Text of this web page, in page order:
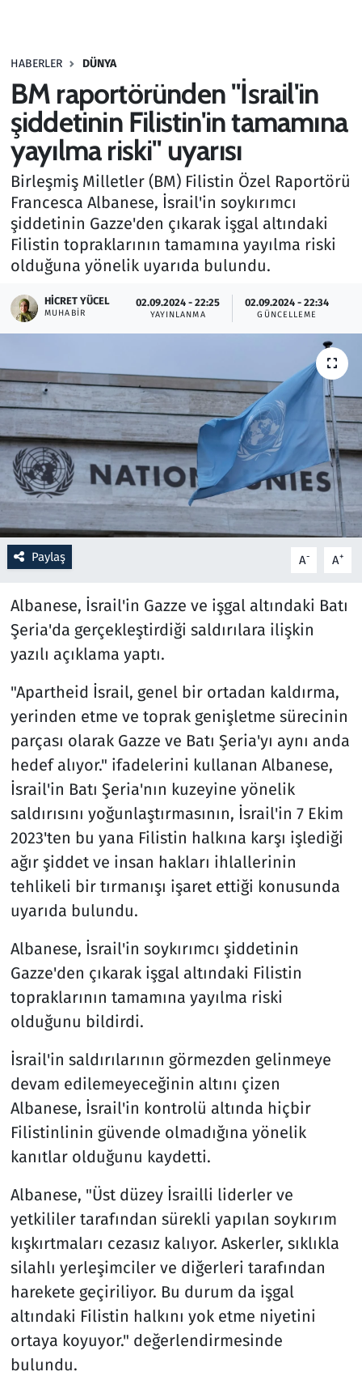
HABERLER DÜNYA
BM raportöründen "İsrail'in
şiddetinin Filistin'in tamamına
yayılma riski" uyarısı
Birleşmiş Milletler (BM) Filistin Özel Raportörü
Francesca Albanese, İsrail'in soykırımcı
şiddetinin Gazze'den çıkarak işgal altındaki
Filistin topraklarının tamamına yayılma riski
olduğuna yönelik uyarıda bulundu.
HICRET YÜCEL
MUHABIR
02.09.2024 - 22:25
YAYINLANMA
02.09.2024 - 22:34
GÜNCELLEME
Paylaş A- A+
Albanese, İsrail'in Gazze ve işgal altındaki Batı
Şeria'da gerçekleştirdiği saldırılara ilişkin
yazılı açıklama yaptı.
"Apartheid İsrail, genel bir ortadan kaldırma,
yerinden etme ve toprak genişletme sürecinin
parçası olarak Gazze ve Batı Şeria'yı aynı anda
hedef alıyor." ifadelerini kullanan Albanese,
İsrail'in Batı Şeria'nın kuzeyine yönelik
saldırısını yoğunlaştırmasının, İsrail'in 7 Ekim
2023'ten bu yana Filistin halkına karşı işlediği
ağır şiddet ve insan hakları ihlallerinin
tehlikeli bir tırmanışı işaret ettiği konusunda
uyarıda bulundu.
Albanese, İsrail'in soykırımcı şiddetinin
Gazze'den çıkarak işgal altındaki Filistin
topraklarının tamamına yayılma riski
olduğunu bildirdi.
İsrail'in saldırılarının görmezden gelinmeye
devam edilemeyeceğinin altını çizen
Albanese, İsrail'in kontrolü altında hiçbir
Filistinlinin güvende olmadığına yönelik
kanıtlar olduğunu kaydetti.
Albanese, "Üst düzey İsrailli liderler ve
yetkililer tarafından sürekli yapılan soykırım
kışkırtmaları cezasız kalıyor. Askerler, sıklıkla
silahlı yerleşimciler ve diğerleri tarafından
harekete geçiriliyor. Bu durum da işgal
altındaki Filistin halkını yok etme niyetini
ortaya koyuyor." değerlendirmesinde
bulundu.
Haber
Kültür Sanat
Kurumsal Haberler
Lezzet Durağı
Memur ve Kamu
Otomobil
Oyun
Resmi İlanlar
Rüya Tabirleri
Sağlık
Savunma Sanayi
Seçim 2023
Spor
Teknoloji ve Bilim
Televizyon